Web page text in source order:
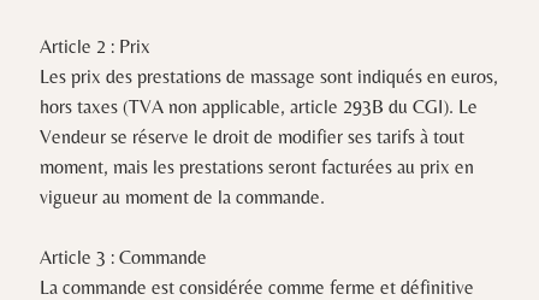
Article 2 : Prix
Les prix des prestations de massage sont indiqués en euros,
hors taxes (TVA non applicable, article 293B du CGI). Le
Vendeur se réserve le droit de modifier ses tarifs à tout
moment, mais les prestations seront facturées au prix en
vigueur au moment de la commande.
Article 3 : Commande
La commande est considérée comme ferme et définitive